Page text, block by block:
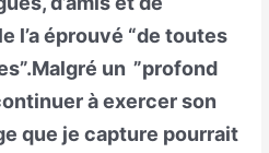
l’a éprouvé “de toutes
un ”profond
à exercer son
que je capture pourrait